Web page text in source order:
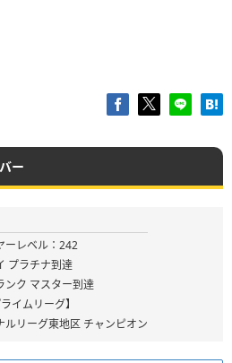
ー
ーレベル：242
プラチナ到達
ンク マスター到達
イムリーグ】
ルリーグ東地区 チャンピオン